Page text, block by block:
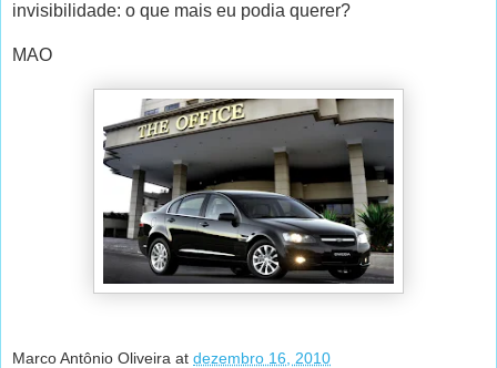
invisibilidade: o que mais eu podia querer?
MAO
Marco Antônio Oliveira at dezembro 16, 2010